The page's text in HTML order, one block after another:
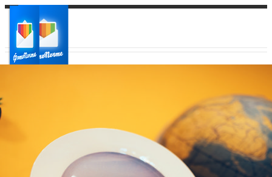
Ваш регион доставки
Выберите из списка: